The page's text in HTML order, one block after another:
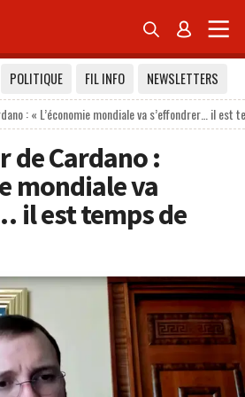
 
POLITIQUE FIL INFO
NEWSLETTERS
: « L’économie mondiale va s’effondrer… il est
de Cardano :
mondiale va
il est temps de